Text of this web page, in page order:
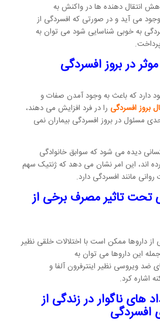
انتقال دهنده ها در واکنش به
وجود می آید و در صورتی که افسردگی از
به خوبی شناسایی شود می توان به
در بروز افسردگی
دارد که باعث به وجود آمدن صفات و
بروز افسردگی را در فرد افزایش می دهند،
مسئول در بروز افسردگی بیماران نمی
دیده می شود که سوابق خانوادگی
اند، این امر نشان می دهد که ژنتیک سهم
روانی مانند افسردگی دارد.
تحت تاثیر مصرف برخی از
از داروها ممکن است با اختلالات خلقی نظیر
این داروها می توان به
ضد ویروسی نظیر اینترفرون آلفا و
اشاره کرد.
های ناگوار در زندگی از
افسردگی